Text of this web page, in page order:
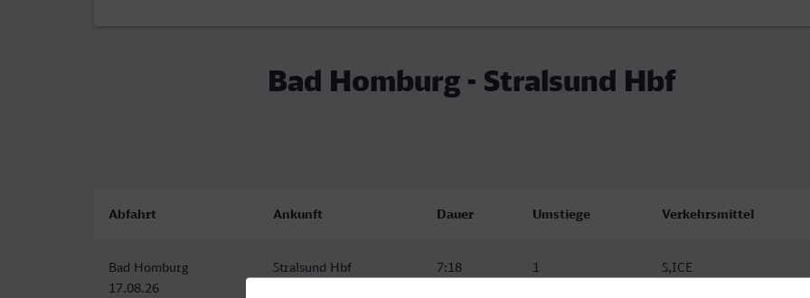
Bad Homburg - Stralsund Hbf
Abfahrt Ankunft Dauer Umstiege Verkehrsmittel
Bad Homburg
17.08.26
Stralsund Hbf
7:18 1 S,ICE